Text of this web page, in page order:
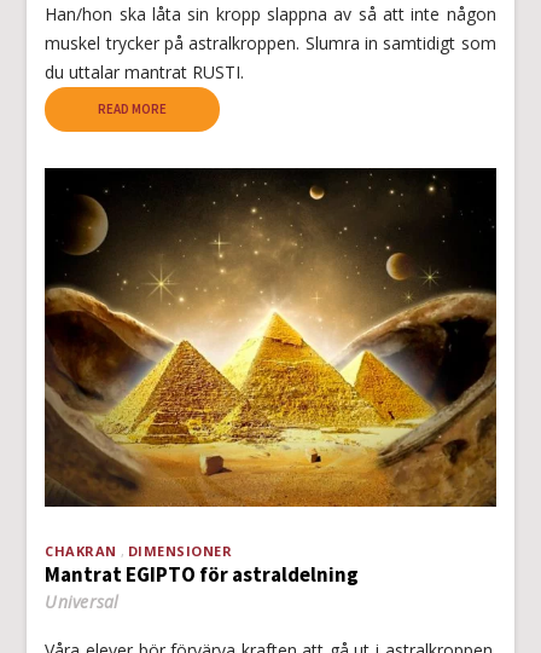
Han/hon ska låta sin kropp slappna av så att inte någon
muskel trycker på astralkroppen. Slumra in samtidigt som
du uttalar mantrat RUSTI.
READ MORE
CHAKRAN DIMENSIONER
Mantrat EGIPTO för astraldelning
Universal